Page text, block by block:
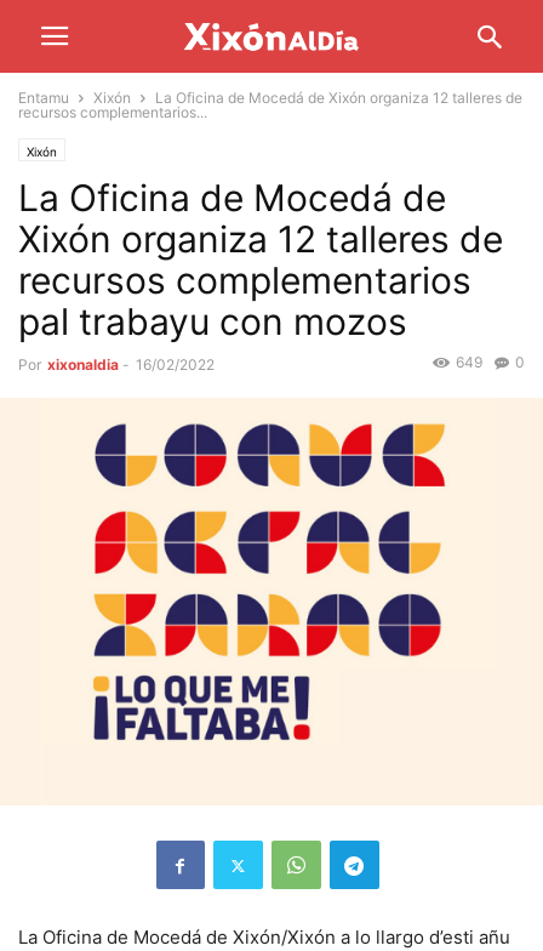
Entamu Xixón
La Oficina de Mocedá de Xixón organiza 12 talleres de
recursos complementarios...
Xixón
La Oficina de Mocedá de
Xixón organiza 12 talleres de
recursos complementarios
pal trabayu con mozos
Por xixonaldia - 16/02/2022 0
649
La Oficina de Mocedá de Xixón/Xixón a lo llargo d’esti añu